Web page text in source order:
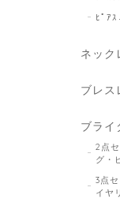
ﾋﾟｱ
ネック
ブレス
ブライ
2点
グ・
3点
イヤ